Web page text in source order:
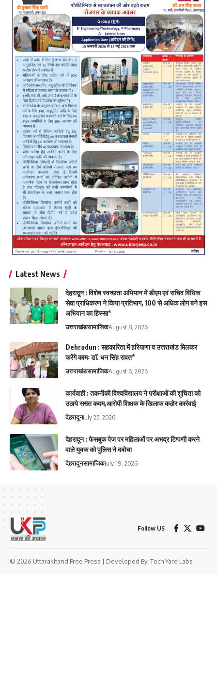
Latest News
देहरादून : विशेष स्वच्छता अभियान में डीएम एवं सचिव विधिक
सेवा प्राधिकरण ने किया प्रतिभाग, 100 से अधिक लोग बने इस
अभियान का हिस्सा*
उत्तराखंडसामाजिकAugust 8, 2026
Dehradun : सहकारिता में हरियाणा व उत्तराखंड मिलकर
करेंगे कामः डाॅ. धन सिंह रावत*
उत्तराखंडसामाजिकAugust 6, 2026
कार्यवाही : तकनीकी विश्वविद्यालय ने परीक्षाओं की शुचिता को
उठाये सख्त कदम,आरोपी शिक्षक के खिलाफ कठोर कार्रवाई
देहरादूनJuly 25, 2026
देहरादून : फेसबुक पेज पर महिलाओं पर अभद्र टिप्पणी करने
वाले युवक को पुलिस ने दबोचा
देहरादूनसामाजिकJuly 19, 2026
Follow US
© 2026 Uttarakhand Free Press | Developed By: Tech Yard Labs